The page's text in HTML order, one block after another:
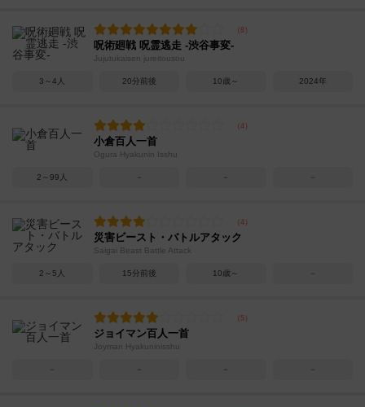
呪術廻戦 呪霊逃走 -渋谷事変-
Jujutukaisen jureitousou
3～4人 20分前後 10歳～ 2024年
小倉百人一首
Ogura Hyakunin Isshu
2～99人 － － －
災害ビースト・バトルアタック
Saigai Beast Battle Attack
2～5人 15分前後 10歳～ －
ジョイマン百人一首
Joyman Hyakuninisshu
－ － － －